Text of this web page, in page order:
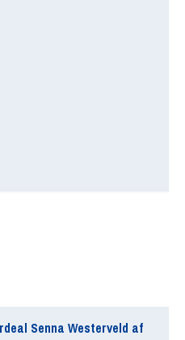
Senna Westerveld af